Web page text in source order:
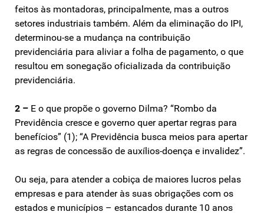
feitos às montadoras, principalmente, mas a outros
setores industriais também. Além da eliminação do IPI,
determinou-se a mudança na contribuição
previdenciária para aliviar a folha de pagamento, o que
resultou em sonegação oficializada da contribuição
previdenciária.
2 – E o que propõe o governo Dilma? “Rombo da
Previdência cresce e governo quer apertar regras para
benefícios” (1); “A Previdência busca meios para apertar
as regras de concessão de auxílios-doença e invalidez”.
Ou seja, para atender a cobiça de maiores lucros pelas
empresas e para atender às suas obrigações com os
estados e municípios – estancados durante 10 anos